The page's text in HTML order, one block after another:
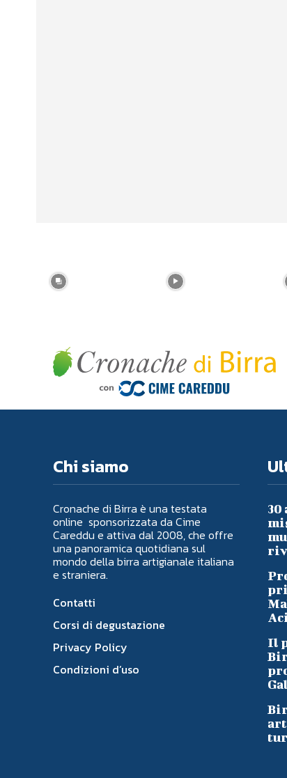
Chi siamo
Cronache di Birra è una testata
online sponsorizzata da Cime
Careddu e attiva dal 2008, che offre
una panoramica quotidiana sul
mondo della birra artigianale italiana
e straniera.
Contatti
Corsi di degustazione
Privacy Policy
Condizioni d’uso
Il